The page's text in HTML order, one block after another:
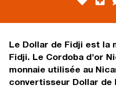
Le Dollar de Fidji est la
Fidji. Le Cordoba d'or
monnaie utilisée au
convertisseur Dollar de